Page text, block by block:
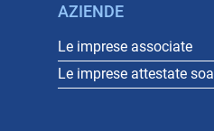
AZIENDE
Le imprese associate
Le imprese attestate soa